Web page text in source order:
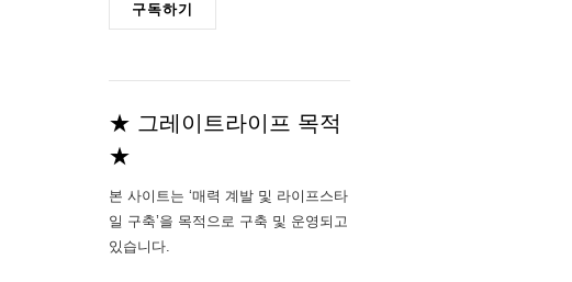
구독하기
★ 그레이트라이프 목적
★
본 사이트는 ‘매력 계발 및 라이프스타
일 구축’을 목적으로 구축 및 운영되고
있습니다.